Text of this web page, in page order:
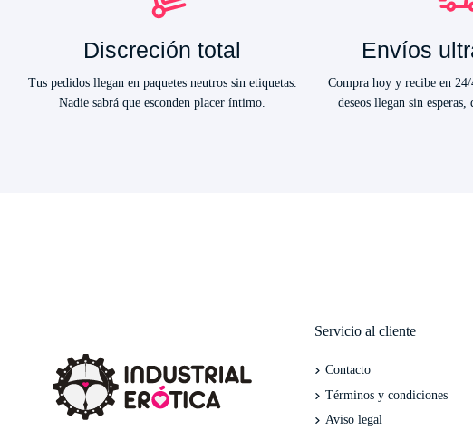
Discreción total
Tus pedidos llegan en paquetes neutros sin etiquetas.
Nadie sabrá que esconden placer íntimo.
Envíos
Compra hoy y recibe en
deseos llegan sin
Servicio al cliente
Contacto
Términos y condiciones
Aviso legal